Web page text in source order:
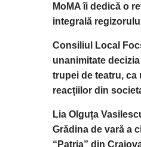
MoMA îi dedică o
integrală
Consiliul Local
unanimitate
trupei de teatru, ca
reacțiilor din
Lia Olguța
Grădina de vară a
“Patria” din